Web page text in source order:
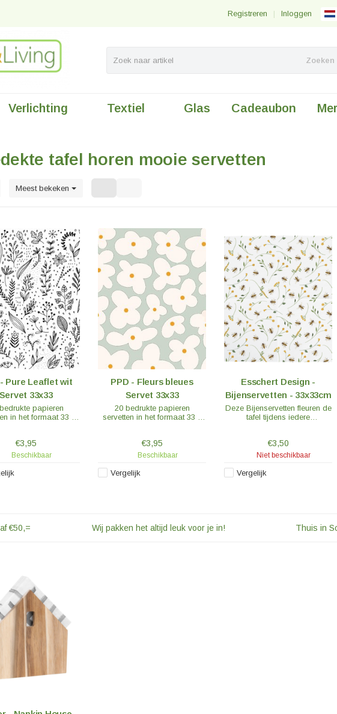
Inloggen
|
Registreren
Zoeken
Verlichting Textiel Glas Cadeaubon
tafel horen mooie servetten
Meest bekeken
Pure Leaflet wit
Servet 33x33
papieren
in het formaat 33 x
100% tissue,
kleuren, chloorvrij
€3,95
Beschikbaar
PPD - Fleurs bleues
Servet 33x33
20 bedrukte papieren
servetten in het formaat 33 x
materiaal: 100% tissue,
lichtechte kleuren, chloorvrij
€3,95
Beschikbaar
Vergelijk
Esschert Design -
Bijenservetten - 33x33cm
Deze Bijenservetten fleuren de
tafel tijdens iedere
tuinfeestjes en diners.
€3,50
Niet beschikbaar
Vergelijk
€50,= Wij pakken het altijd leuk voor je in! Thuis in